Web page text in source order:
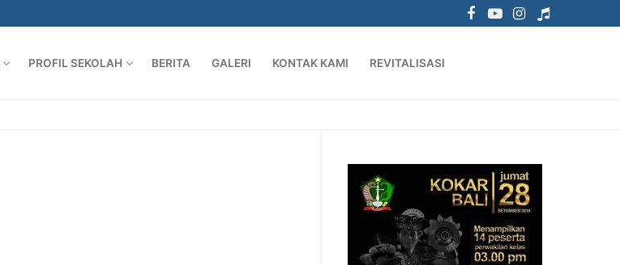
PROFIL SEKOLAH BERITA GALERI KONTAK KAMI REVITALISASI